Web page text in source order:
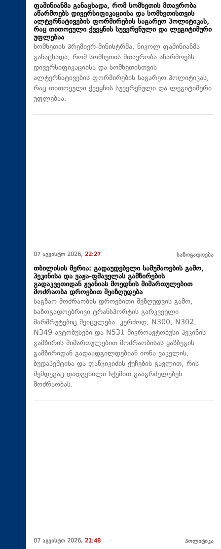
ფაშინიანმა განაცხადა, რომ სომხეთის მთავრობა
აწარმოებს დივერსიფიკაციისა და სომხეთისთვის
ალტერნატივების ფორმირების საგარეო პოლიტიკას,
რაც თითოეული ქვეყნის სუვერენული და ლეგიტიმური
უფლებაა
სომხეთის პრემიერ-მინისტრმა, ნიკოლ ფაშინიანმა
განაცხადა, რომ სომხეთის მთავრობა აწარმოებს
დივერსიფიკაციისა და სომხეთისთვის
ალტერნატივების ფორმირების საგარეო პოლიტიკას,
რაც თითოეული ქვეყნის სუვერენული და ლეგიტიმური
უფლებაა.
07 აგვისტო 2026, 22:27 საზოგადოება
თბილისის მერია: გადაუდებელი სამუშაოების გამო,
პეკინისა და ვაჟა-ფშაველას გამზირების
გადაკვეთიდან ჟვანიას მოედნის მიმართულებით
მოძრაობა დროებით შეიზღუდება
საგზაო მოძრაობის დროებითი შეზღუდვის გამო,
საზოგადოებრივი ტრანსპორტის გარკვეული
მარშრუტებიც შეიცვლება. კერძოდ, N300, N302,
N349 ავტობუსები და N531 მიკროავტობუსი პეკინის
გამზირის მიმართულებით მოძრაობისას ყაზბეგის
გამზირიდან გადაადგილდებიან იონა ვაკელის,
ბუდაპეშტისა და ფანჯიკიძის ქუჩების გავლით, რის
შემდეგაც დადგენილი სქემით გააგრძელებენ
მოძრაობას.
07 აგვისტო 2026, 21:48 პოლიტიკა